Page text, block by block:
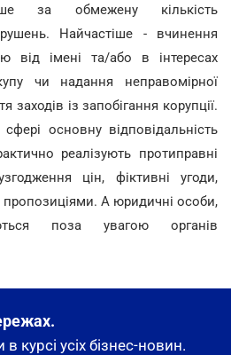
за обмежену кількість
Найчастіше - вчинення
від імені та/або в інтересах
чи надання неправомірної
заходів із запобігання корупції.
основну відповідальність
реалізують протиправні
цін, фіктивні угоди,
пропозиціями. А юридичні особи,
поза увагою органів
курсі усіх бізнес-новин.